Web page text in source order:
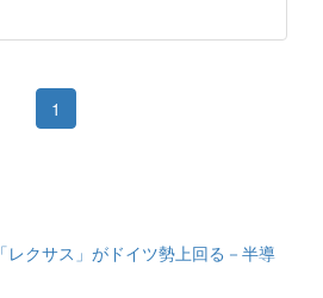
1
レクサス」がドイツ勢上回る－半導